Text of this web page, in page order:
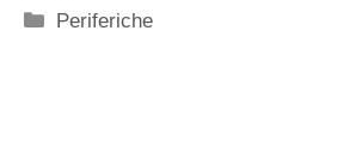
Categorie
Periferiche